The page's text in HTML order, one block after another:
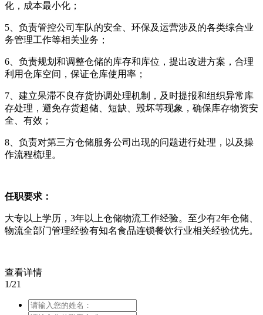
化，成本最小化；
5、负责管控公司车队的安全、环保及运营涉及的各类综合业
务管理工作等相关业务；
6、负责规划和调整仓储的库存和库位，提出改进方案，合理
利用仓库空间，保证仓库使用率；
7、建立呆滞不良存货协调处理机制，及时提报和组织异常库
存处理，避免存货超储、短缺、毁坏等现象，确保库存物资安
全、有效；
8、负责对第三方仓储服务公司出现的问题进行处理，以及操
作流程梳理。
任职要求：
大专以上学历，3年以上仓储物流工作经验。至少有2年仓储、
物流全部门管理经验有知名食品连锁餐饮行业相关经验优先。
查看详情
1/21